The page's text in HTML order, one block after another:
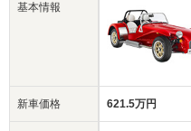
基本情報
新車価格 621.5万円